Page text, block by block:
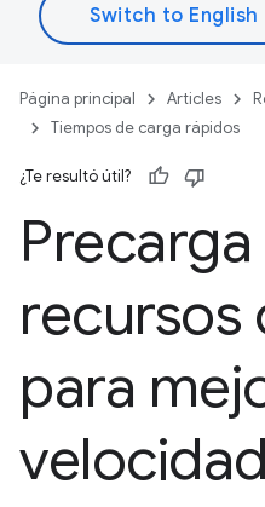
Página principal Articles
Tiempos de carga rápidos
¿Te resultó útil?
recursos
para